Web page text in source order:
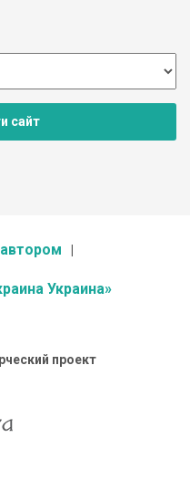
сайт
Украина»
проект